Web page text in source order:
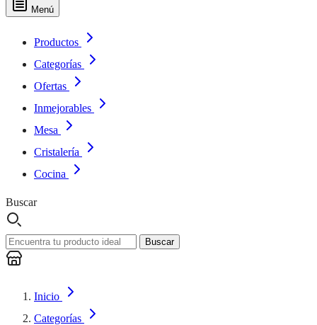
Menú
Productos
Categorías
Ofertas
Inmejorables
Mesa
Cristalería
Cocina
Buscar
Buscar
Inicio
Categorías